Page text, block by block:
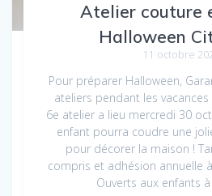
Atelier couture
Halloween
11 octobre
Pour préparer Halloween,
ateliers pendant les
6e atelier a lieu mercredi 30
enfant pourra coudre une
pour décorer la maison !
compris et adhésion annuelle
Ouverts aux enfants